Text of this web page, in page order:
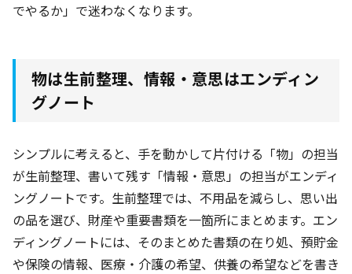
でやるか」で迷わなくなります。
物は生前整理、情報・意思はエンディン
グノート
シンプルに考えると、手を動かして片付ける「物」の担当
が生前整理、書いて残す「情報・意思」の担当がエンディ
ングノートです。生前整理では、不用品を減らし、思い出
の品を選び、財産や重要書類を一箇所にまとめます。エン
ディングノートには、そのまとめた書類の在り処、預貯金
や保険の情報、医療・介護の希望、供養の希望などを書き